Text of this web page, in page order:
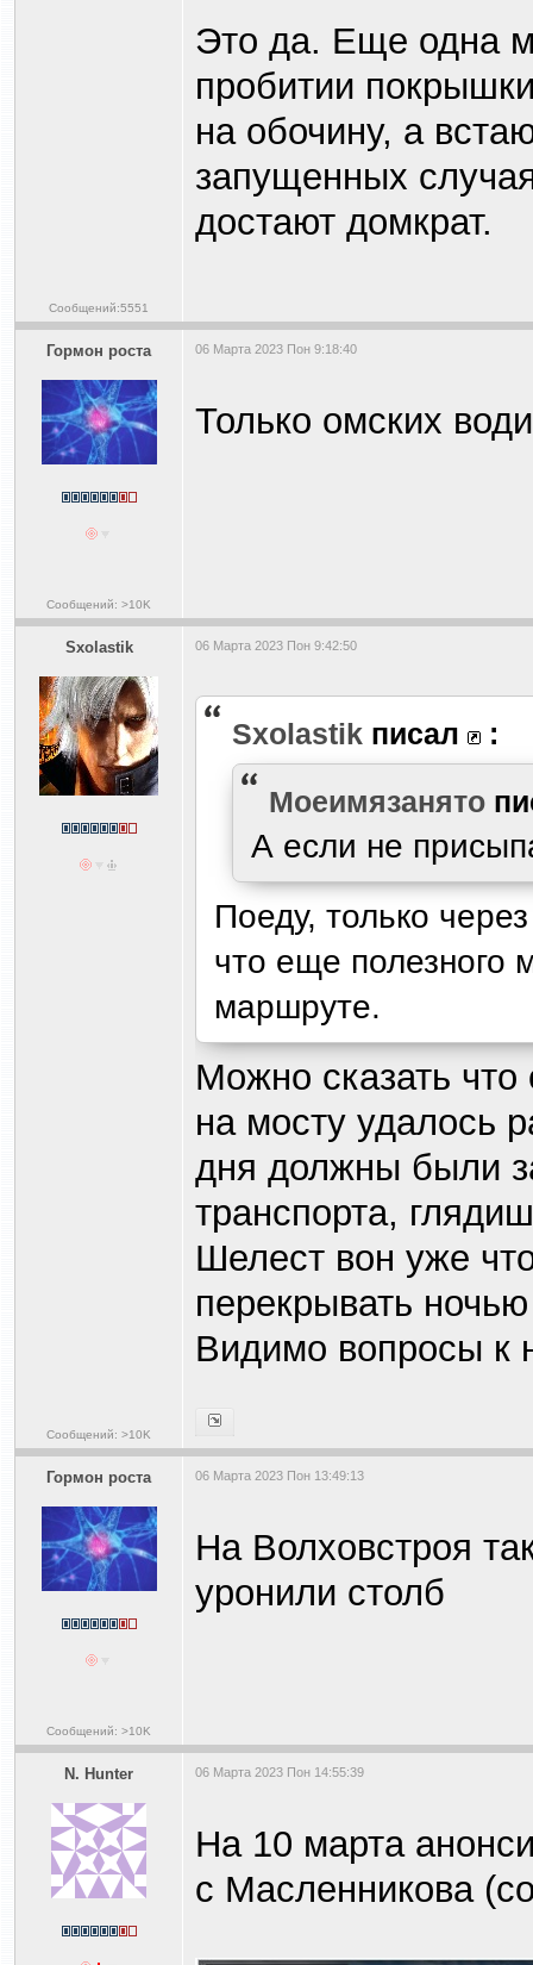
Сообщений:5551
Это да. Еще одна
пробитии
на обочину, а
запущенных
достают домкрат.
Гормон роста
Сообщений: >10K
06 Марта 2023 Пон 9:18:40
Только омских
Sxolastik
Сообщений: >10K
06 Марта 2023 Пон 9:42:50
Sxolastik писал :
Моеимязанято
А если не
Поеду, только
что еще полезного
маршруте.
Можно сказать
на мосту удалось
дня должны были
транспорта,
Шелест вон уже
перекрывать
Видимо вопросы к
Гормон роста
Сообщений: >10K
06 Марта 2023 Пон 13:49:13
На Волховстроя
уронили столб
N. Hunter 06 Марта 2023 Пон 14:55:39
На 10 марта
с Масленникова